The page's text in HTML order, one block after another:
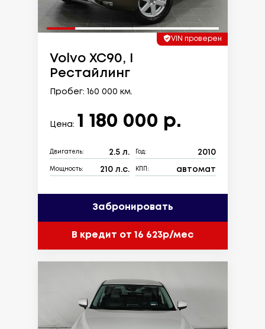
VIN проверен
Volvo XC90, I
Рестайлинг
Пробег: 160 000 км.
Цена: 1 180 000 р.
Двигатель: 2.5 л. Год: 2010
Мощность: 210 л.с. КПП: автомат
Забронировать
В кредит от 16 623р/мес